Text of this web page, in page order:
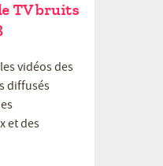
TV bruits
vidéos des
diffusés
et des